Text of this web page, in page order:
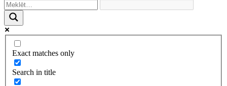
Exact matches only
Search in title